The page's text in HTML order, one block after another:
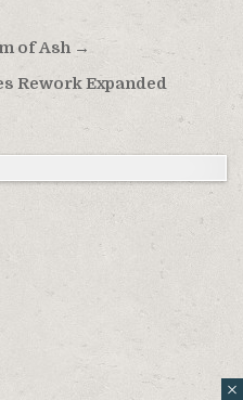
of Ash →
Rework Expanded